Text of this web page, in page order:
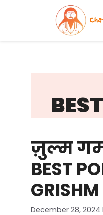
ज़ुल्म
BEST
December 28, 2024